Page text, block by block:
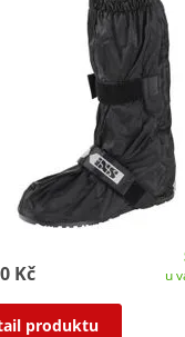
Kč
u
produktu